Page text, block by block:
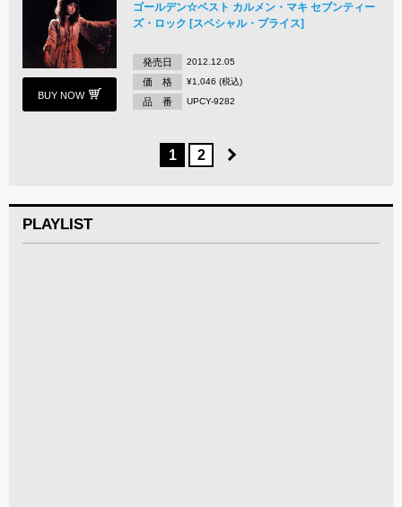
BUY NOW
ゴールデン☆ベスト カルメン・マキ セブンティー
ズ・ロック [スペシャル・プライス]
発売日 2012.12.05
価 格 ¥1,046 (税込)
品 番 UPCY-9282
1 2
PLAYLIST